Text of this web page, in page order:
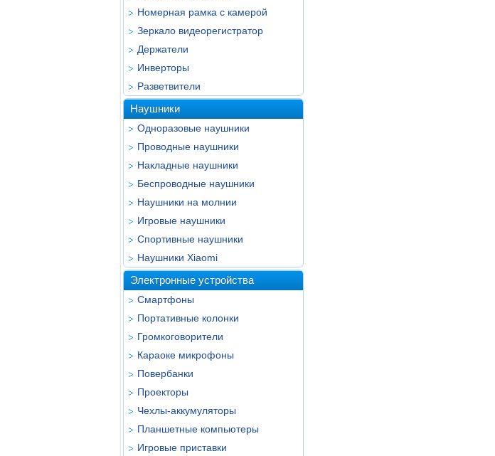
Номерная рамка с камерой
Зеркало видеорегистратор
Держатели
Инверторы
Разветвители
Наушники
Одноразовые наушники
Проводные наушники
Накладные наушники
Беспроводные наушники
Наушники на молнии
Игровые наушники
Спортивные наушники
Наушники Xiaomi
Электронные устройства
Смартфоны
Портативные колонки
Громкоговорители
Караоке микрофоны
Повербанки
Проекторы
Чехлы-аккумуляторы
Планшетные компьютеры
Игровые приставки